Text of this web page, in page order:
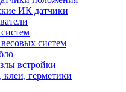
ИК датчики
систем
встройки
клеи, герметики